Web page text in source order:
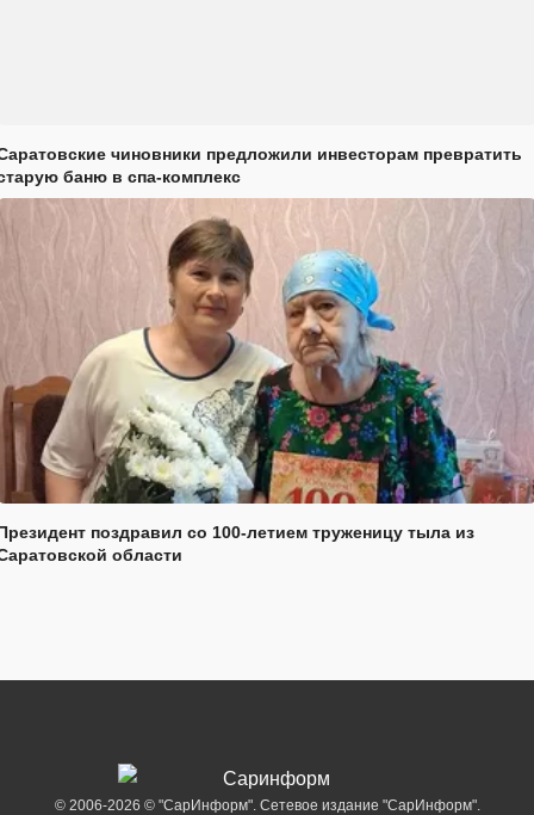
чиновники предложили инвесторам превратить
баню в спа-комплекс
поздравил со 100-летием труженицу тыла из
области
© 2006-2026 © "СарИнформ". Сетевое издание "СарИнформ".